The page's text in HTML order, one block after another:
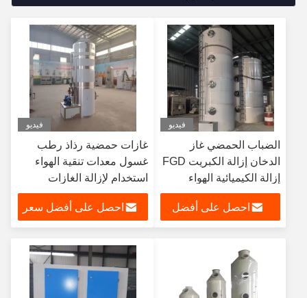
فيديو
الضباب الحمضي غاز
الدخان إزالة الكبريت FGD
إزالة الكيميائية الهواء
الكبريت غسل البرج الرش
احصل على أفضل
فيديو
غازات حمضية رذاذ رطب
غسول معدات تنقية الهواء
استخدام لإزالة الغازات
الضارة مصنع كيميائي
احصل على أفضل سعر